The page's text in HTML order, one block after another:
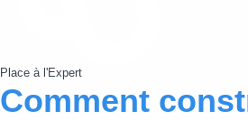
Place à l'Expert
Comment